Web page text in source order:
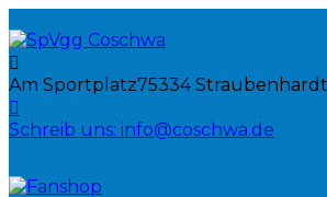
Am Sportplatz75334 Straubenhardt
Schreib uns: info@coschwa.de